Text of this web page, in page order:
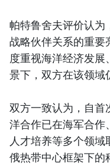
帕特鲁舍夫评价认为
战略伙伴关系的重要
度重视海洋经济发
景下，双方在该领域
双方一致认为，自首
洋合作已在海军合作
人才培养等多个领
俄热带中心框架下的